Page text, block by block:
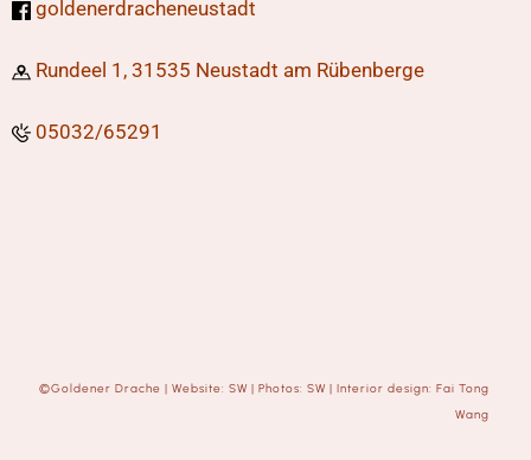
goldenerdracheneustadt
Rundeel 1, 31535 Neustadt am Rübenberge
05032/65291
©Goldener Drache | Website: SW | Photos: SW | Interior design: Fai Tong
Wang